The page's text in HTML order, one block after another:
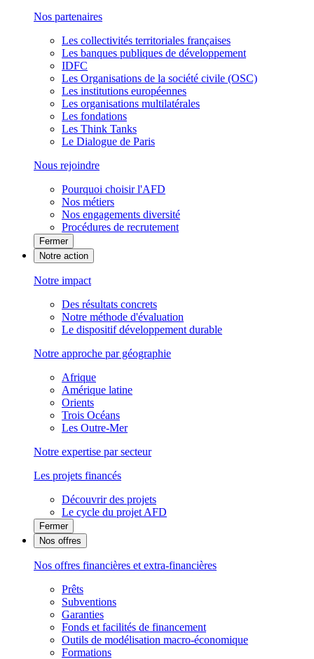
Nos partenaires
Les collectivités territoriales françaises
Les banques publiques de développement
IDFC
Les Organisations de la société civile (OSC)
Les institutions européennes
Les organisations multilatérales
Les fondations
Les Think Tanks
Le Dialogue de Paris
Nous rejoindre
Pourquoi choisir l'AFD
Nos métiers
Nos engagements diversité
Procédures de recrutement
Fermer
Notre action
Notre impact
Des résultats concrets
Notre méthode d'évaluation
Le dispositif développement durable
Notre approche par géographie
Afrique
Amérique latine
Orients
Trois Océans
Les Outre-Mer
Notre expertise par secteur
Les projets financés
Découvrir des projets
Le cycle du projet AFD
Fermer
Nos offres
Nos offres financières et extra-financières
Prêts
Subventions
Garanties
Fonds et facilités de financement
Outils de modélisation macro-économique
Formations